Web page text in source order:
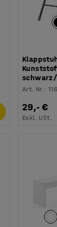
Art. Nr.:
29,- €
Exkl. USt.